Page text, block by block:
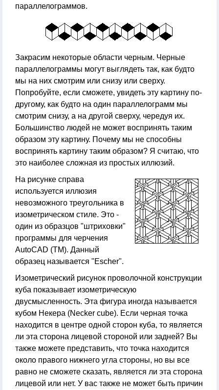
параллелограммов.
Закрасим некоторые области черным. Черные
параллелограммы могут выглядеть так, как будто
мы на них смотрим или снизу или сверху.
Попробуйте, если сможете, увидеть эту картину по-
другому, как будто на один параллелограмм мы
смотрим снизу, а на другой сверху, чередуя их.
Большинство людей не может воспринять таким
образом эту картину. Почему мы не способны
воспринять картину таким образом? Я считаю, что
это наиболее сложная из простых иллюзий.
На рисунке справа
используется иллюзия
невозможного треугольника в
изометрическом стиле. Это -
один из образцов "штриховки"
программы для черчения
AutoCAD (TM). Данный
образец называется "Escher".
Изометрический рисунок проволочной конструкции
куба показывает изометрическую
двусмысленность. Эта фигура иногда называется
кубом Некера (Necker cube). Если черная точка
находится в центре одной сторон куба, то является
ли эта сторона лицевой стороной или задней? Вы
также можете представить, что точка находится
около правого нижнего угла стороны, но вы все
равно не сможете сказать, является ли эта сторона
лицевой или нет. У вас также не может быть причин